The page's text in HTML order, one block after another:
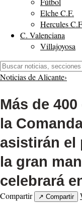
Elche C.F.
Hercules
C. Valenciana
Villajoyosa
Buscar:
Noticias de Alicante›
Más de
la
asistirán el
la gran
celebrará
Compartir ↗ Compartir